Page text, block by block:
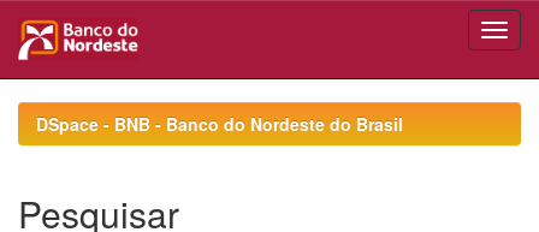
navigationDSpace - BNB - Banco do Nordeste do Brasil
Pesquisar